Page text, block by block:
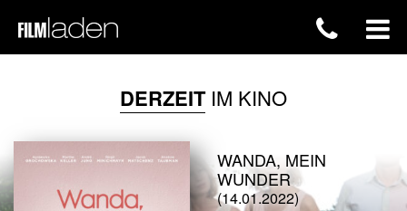
DERZEITIM KINO
WANDA, MEIN
WUNDER
(14.01.2022)